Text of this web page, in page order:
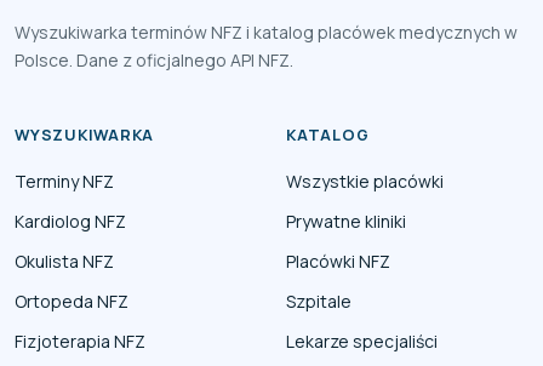
Wyszukiwarka terminów NFZ i katalog placówek medycznych w
Polsce. Dane z oficjalnego API NFZ.
WYSZUKIWARKA
Terminy NFZ
Kardiolog NFZ
Okulista NFZ
Ortopeda NFZ
Fizjoterapia NFZ
KATALOG
Wszystkie placówki
Prywatne kliniki
Placówki NFZ
Szpitale
Lekarze specjaliści